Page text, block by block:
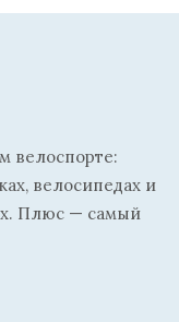
велоспорте:
велосипедах и
Плюс — самый